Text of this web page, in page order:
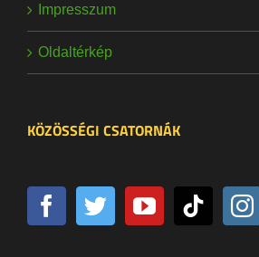
Impresszum
Oldaltérkép
KÖZÖSSÉGI CSATORNÁK